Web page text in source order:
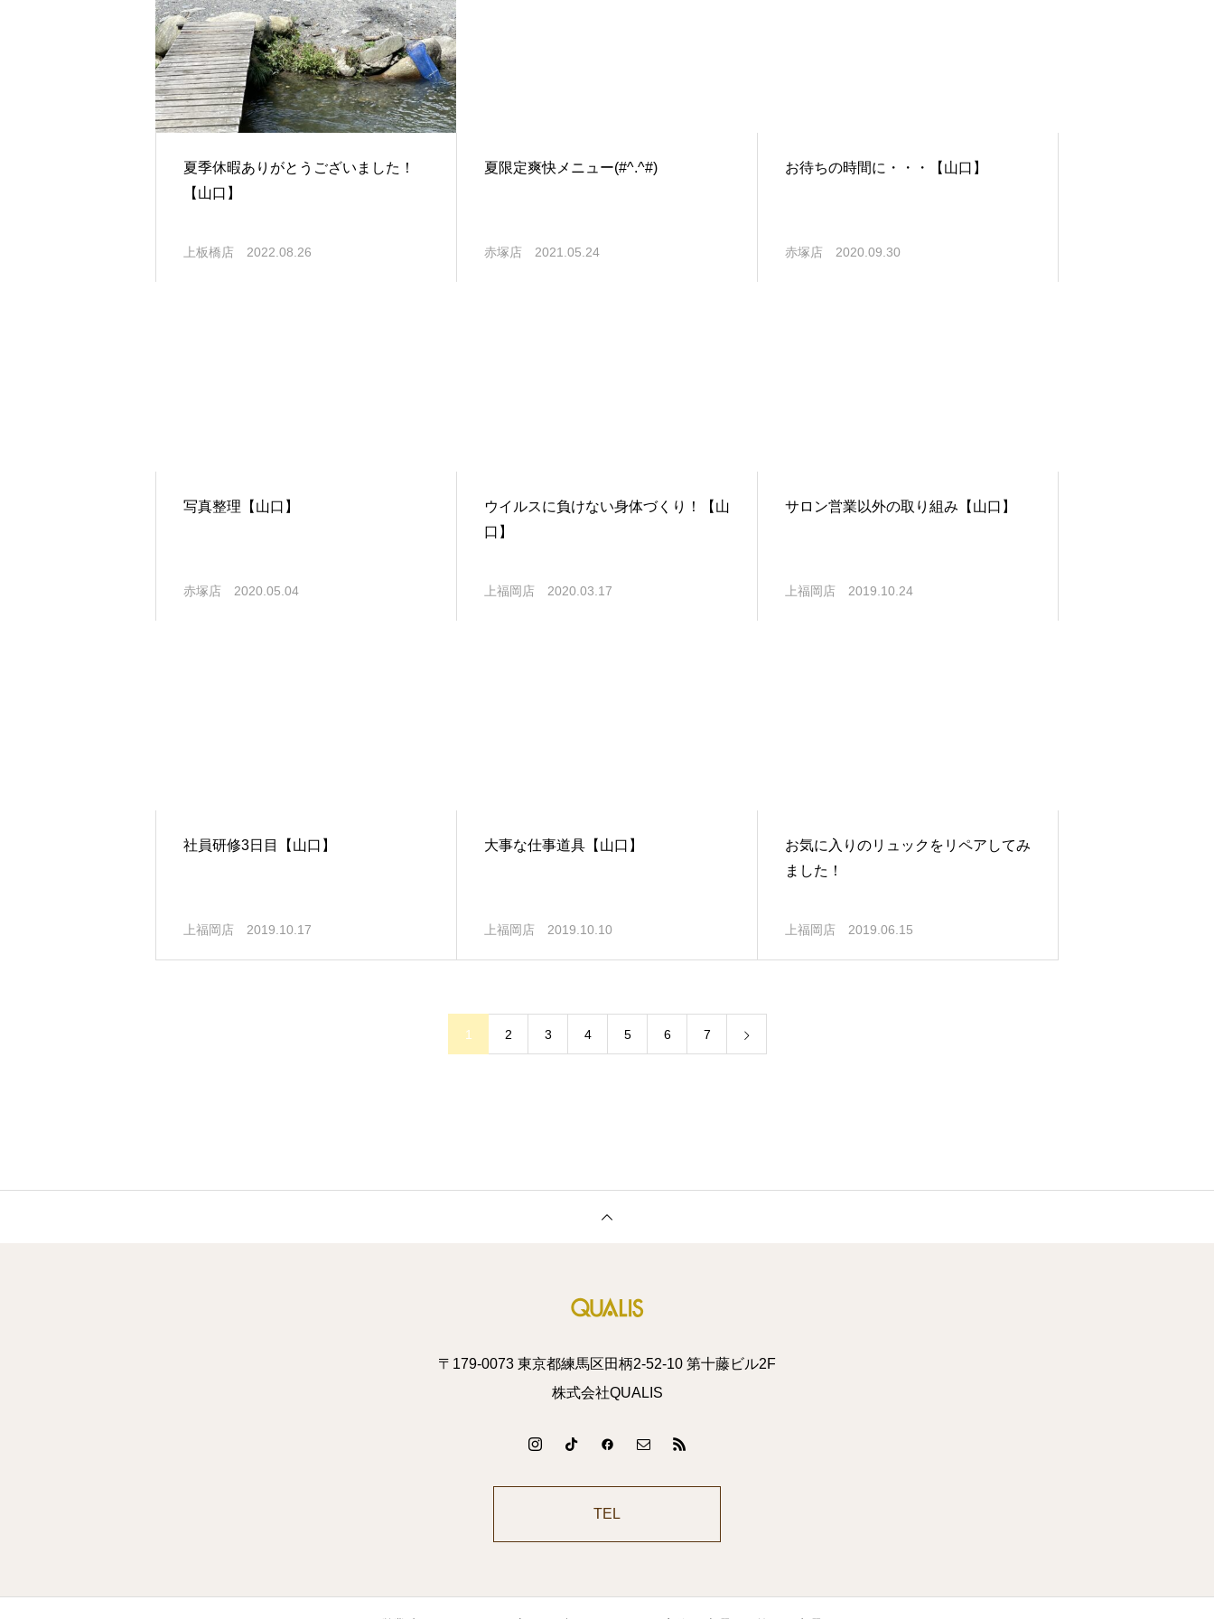
夏季休暇ありがとうございました！
【山口】
上板橋店 2022.08.26
夏限定爽快メニュー(#^.^#)
赤塚店 2021.05.24
お待ちの時間に・・・【山口】
赤塚店 2020.09.30
写真整理【山口】
赤塚店 2020.05.04
ウイルスに負けない身体づくり！【山
口】
上福岡店 2020.03.17
サロン営業以外の取り組み【山口】
上福岡店 2019.10.24
社員研修3日目【山口】
上福岡店 2019.10.17
大事な仕事道具【山口】
上福岡店 2019.10.10
お気に入りのリュックをリペアしてみ
ました！
上福岡店 2019.06.15
1 2 3 4 5 6 7
〒179-0073 東京都練馬区田柄2-52-10 第十藤ビル2F
株式会社QUALIS
TEL